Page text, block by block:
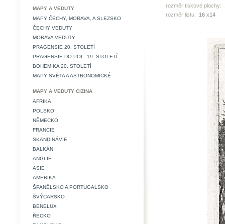
MAPY A VEDUTY
MAPY ČECHY, MORAVA, A SLEZSKO
ČECHY VEDUTY
MORAVA VEDUTY
PRAGENSIE 20. STOLETÍ
PRAGENSIE DO POL. 19. STOLETÍ
BOHEMIKA 20. STOLETÍ
MAPY SVĚTA A ASTRONOMICKÉ
MAPY A VEDUTY CIZINA
AFRIKA
POLSKO
NĚMECKO
FRANCIE
SKANDINÁVIE
BALKÁN
ANGLIE
ASIE
AMERIKA
ŠPANĚLSKO A PORTUGALSKO
ŠVÝCARSKO
BENELUX
ŘECKO
rozměr tiskové plochy:
rozměr listu:
16 x14